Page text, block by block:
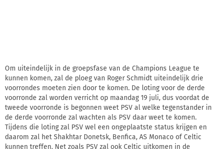
Om uiteindelijk in de groepsfase van de Champions League te
kunnen komen, zal de ploeg van Roger Schmidt uiteindelijk drie
voorrondes moeten zien door te komen. De loting voor de derde
voorronde zal worden verricht op maandag 19 juli, dus voordat de
tweede voorronde is begonnen weet PSV al welke tegenstander in
de derde voorronde zal wachten als PSV daar weet te komen.
Tijdens die loting zal PSV wel een ongeplaatste status krijgen en
daarom zal het Shakhtar Donetsk, Benfica, AS Monaco of Celtic
kunnen treffen. Net zoals PSV zal ook Celtic uitkomen in de